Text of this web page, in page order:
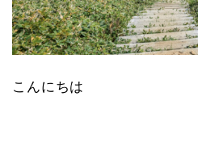
こんにちは